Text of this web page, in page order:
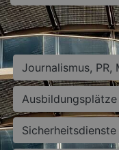
Journalismus, PR,
Ausbildungsplätze
Sicherheitsdienste